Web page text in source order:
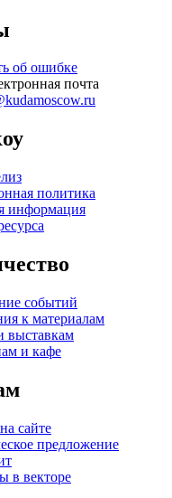
об ошибке
почта
политика
информация
событий
к материалам
выставкам
и кафе
сайте
предложение
в векторе